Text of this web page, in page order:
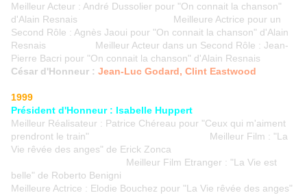
Meilleur Acteur : André Dussolier pour "On connait la chanson"
d'Alain Resnais Meilleure Actrice pour un
Second Rôle : Agnès Jaoui pour "On connait la chanson" d'Alain
Resnais Meilleur Acteur dans un Second Rôle : Jean-
Pierre Bacri pour "On connait la chanson" d'Alain Resnais
César d'Honneur : Jean-Luc Godard, Clint Eastwood
1999
Président d'Honneur : Isabelle Huppert
Meilleur Réalisateur : Patrice Chéreau pour "Ceux qui m'aiment
prendront le train" Meilleur Film : "La
Vie rêvée des anges" de Erick Zonca
Meilleur Film Etranger : "La Vie est
belle" de Roberto Benigni
Meilleure Actrice : Elodie Bouchez pour "La Vie rêvée des anges"